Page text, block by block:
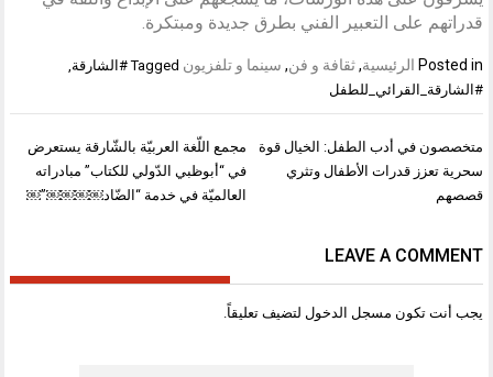
قدراتهم على التعبير الفني بطرق جديدة ومبتكرة.
Posted in الرئيسية,ثقافة و فن, سينما و تلفزيون Tagged #الشارقة
#الشارقة_القرائي_للطفل
تصفّح
المقالات
مجمع اللّغة العربيّة بالشّارقة يستعرض
في “أبوظبي الدّولي للكتاب” مبادراته
العالميّة في خدمة “الضّاد￼￼￼￼”￼
متخصصون في أدب الطفل: الخيال قوة
سحرية تعزز قدرات الأطفال وتثري
قصصهم
LEAVE A COMMENT
يجب أنت تكون مسجل الدخول لتضيف تعليقاً.